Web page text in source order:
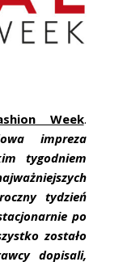
Week.
impreza
tygodniem
tydzień
po
zostało
dopisali,